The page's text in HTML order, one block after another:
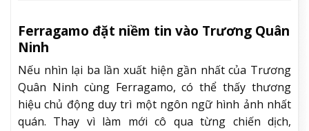
Ferragamo đặt niềm tin vào Trương Quân
Ninh
Nếu nhìn lại ba lần xuất hiện gần nhất của Trương
Quân Ninh cùng Ferragamo, có thể thấy thương
hiệu chủ động duy trì một ngôn ngữ hình ảnh nhất
quán. Thay vì làm mới cô qua từng chiến dịch,